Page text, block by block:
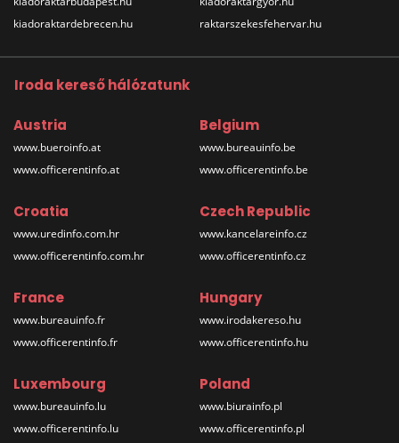
kiadoraktardebrecen.hu
raktarszekesfehervar.hu
Iroda kereső hálózatunk
Austria
www.bueroinfo.at
www.officerentinfo.at
Belgium
www.bureauinfo.be
www.officerentinfo.be
Croatia
www.uredinfo.com.hr
www.officerentinfo.com.hr
Czech Republic
www.kancelareinfo.cz
www.officerentinfo.cz
France
www.bureauinfo.fr
www.officerentinfo.fr
Hungary
www.irodakereso.hu
www.officerentinfo.hu
Luxembourg
www.bureauinfo.lu
www.officerentinfo.lu
Poland
www.biurainfo.pl
www.officerentinfo.pl